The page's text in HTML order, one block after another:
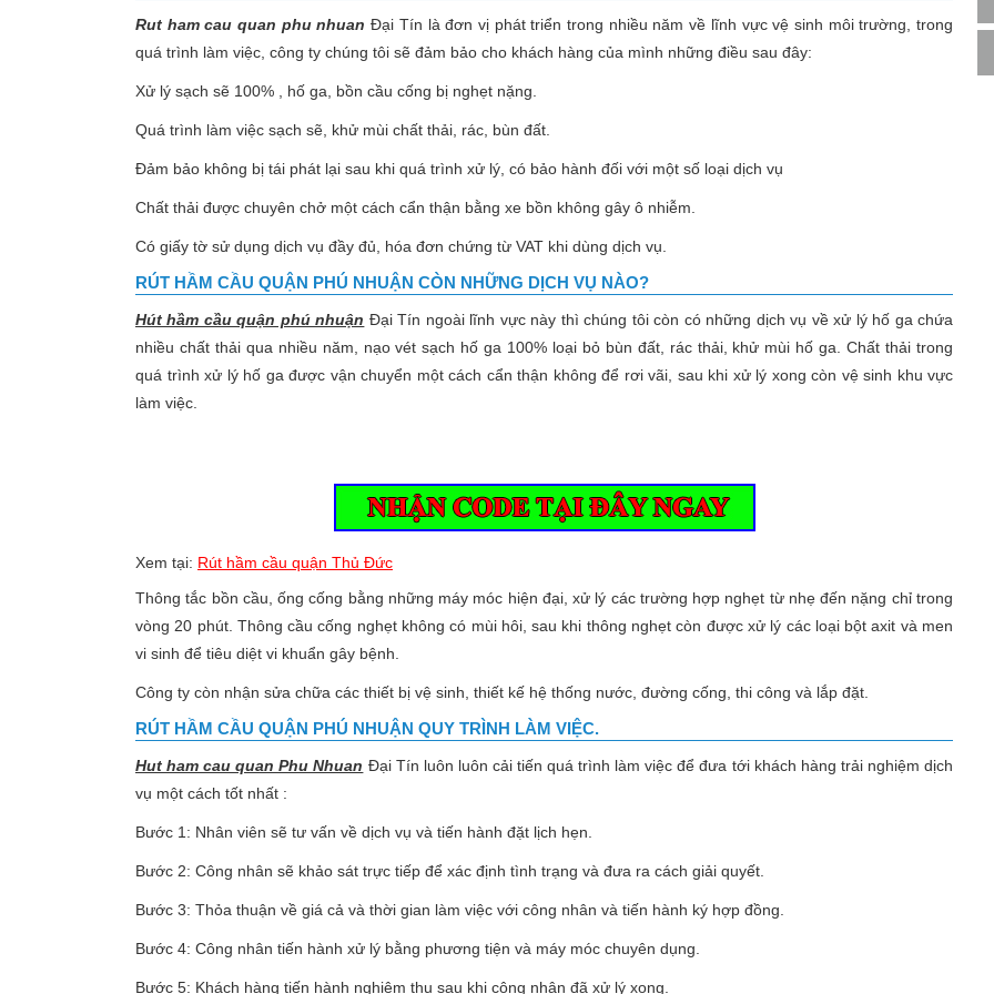
Rut ham cau quan phu nhuan Đại Tín là đơn vị phát triển trong nhiều năm về lĩnh vực vệ sinh môi trường, trong
quá trình làm việc, công ty chúng tôi sẽ đảm bảo cho khách hàng của mình những điều sau đây:
Xử lý sạch sẽ 100% , hố ga, bồn cầu cống bị nghẹt nặng.
Quá trình làm việc sạch sẽ, khử mùi chất thải, rác, bùn đất.
Đảm bảo không bị tái phát lại sau khi quá trình xử lý, có bảo hành đối với một số loại dịch vụ
Chất thải được chuyên chở một cách cẩn thận bằng xe bồn không gây ô nhiễm.
Có giấy tờ sử dụng dịch vụ đầy đủ, hóa đơn chứng từ VAT khi dùng dịch vụ.
RÚT HẦM CẦU QUẬN PHÚ NHUẬN CÒN NHỮNG DỊCH VỤ NÀO?
Hút hầm cầu quận phú nhuận Đại Tín ngoài lĩnh vực này thì chúng tôi còn có những dịch vụ về xử lý hố ga chứa
nhiều chất thải qua nhiều năm, nạo vét sạch hố ga 100% loại bỏ bùn đất, rác thải, khử mùi hố ga. Chất thải trong
quá trình xử lý hố ga được vận chuyển một cách cẩn thận không để rơi vãi, sau khi xử lý xong còn vệ sinh khu vực
làm việc.
Rút hầm cầu giá rẻ
Xem tại: Rút hầm cầu quận Thủ Đức
Thông tắc bồn cầu, ống cống bằng những máy móc hiện đại, xử lý các trường hợp nghẹt từ nhẹ đến nặng chỉ trong
vòng 20 phút. Thông cầu cống nghẹt không có mùi hôi, sau khi thông nghẹt còn được xử lý các loại bột axit và men
vi sinh để tiêu diệt vi khuẩn gây bệnh.
Công ty còn nhận sửa chữa các thiết bị vệ sinh, thiết kế hệ thống nước, đường cống, thi công và lắp đặt.
RÚT HẦM CẦU QUẬN PHÚ NHUẬN QUY TRÌNH LÀM VIỆC.
Hut ham cau quan Phu Nhuan Đại Tín luôn luôn cải tiến quá trình làm việc để đưa tới khách hàng trải nghiệm dịch
vụ một cách tốt nhất :
Bước 1: Nhân viên sẽ tư vấn về dịch vụ và tiến hành đặt lịch hẹn.
Bước 2: Công nhân sẽ khảo sát trực tiếp để xác định tình trạng và đưa ra cách giải quyết.
Bước 3: Thỏa thuận về giá cả và thời gian làm việc với công nhân và tiến hành ký hợp đồng.
Bước 4: Công nhân tiến hành xử lý bằng phương tiện và máy móc chuyên dụng.
Bước 5: Khách hàng tiến hành nghiệm thu sau khi công nhân đã xử lý xong.